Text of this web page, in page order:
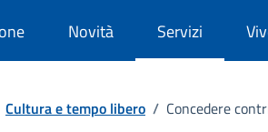
Novità Servizi
Cultura e tempo libero / Concedere